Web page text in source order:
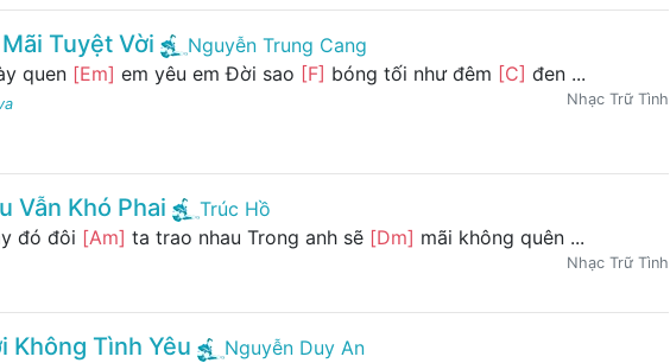
Tuyệt Vời
Nguyễn Trung Cang
quen [Em] em yêu em Đời sao [F] bóng tối như đêm [C] đen ...
Nhạc Trữ Tình
Vẫn Khó Phai
Trúc Hồ
đó đôi [Am] ta trao nhau Trong anh sẽ [Dm] mãi không quên ...
Nhạc Trữ Tình
Không Tình Yêu
Nguyễn Duy An